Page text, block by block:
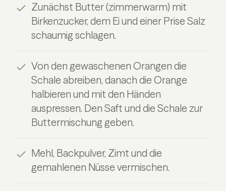
Zunächst Butter (zimmerwarm) mit
Birkenzucker, dem Ei und einer Prise Salz
schaumig schlagen.
Von den gewaschenen Orangen die
Schale abreiben, danach die Orange
halbieren und mit den Händen
auspressen. Den Saft und die Schale zur
Buttermischung geben.
Mehl, Backpulver, Zimt und die
gemahlenen Nüsse vermischen.